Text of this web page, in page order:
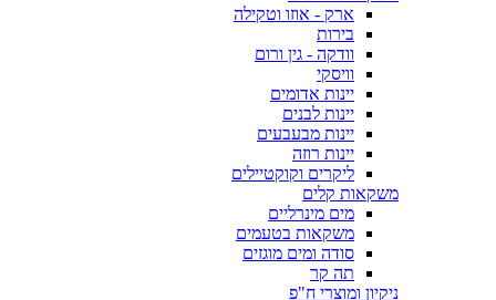
ארק - אוזו וטקילה
בירות
וודקה - גין ורום
וויסקי
יינות אדומים
יינות לבנים
יינות מבעבעים
יינות רוזה
ליקרים וקוקטיילים
משקאות קלים
מים מינרליים
משקאות בטעמים
סודה ומים מוגזים
תה קר
ניקיון ומוצרי ח"פ